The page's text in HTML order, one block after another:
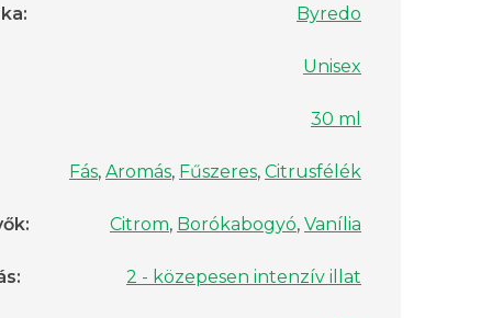
: Byredo
Unisex
30 ml
Fás, Aromás, Fűszeres, Citrusfélék
: Citrom, Borókabogyó, Vanília
: 2 - közepesen intenzív illat